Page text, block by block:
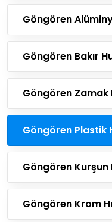
Göngören
Göngören Bakır
Göngören Zamak
Göngören Plastik
Göngören Kurşun
Göngören Krom